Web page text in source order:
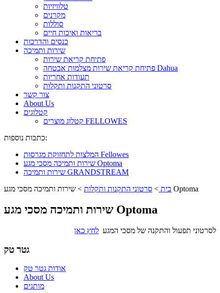
טלוויזיות
מקרנים
סוללות
בריאות ואיכות חיים
כנסים והדרכות
שירות ותמיכה
פתיחת קריאת שירות
פתיחת קריאת שירות מצלמות אבטחה Dahua
תעודות אחריות
סרטוני התקנות ותקלות
צור קשר
About Us
קטלוגים
קטלוג מוצרים FELLOWES
כתבות נוספות:
המלצות לתחזוקת מגרסות Fellowes
שירות ותמיכה מסכי מגע Optoma
שירות ותמיכה GRANDSTREAM
בית > סרטוני התקנות ותקלות > שירות ותמיכה מסכי מגע Optoma
שירות ותמיכה מסכי מגע Optoma
לסרטוני תפעול והתקנה של מסכי המגע לחץ כאן
גטר טק
אודות גטר טק
About Us
מותגים